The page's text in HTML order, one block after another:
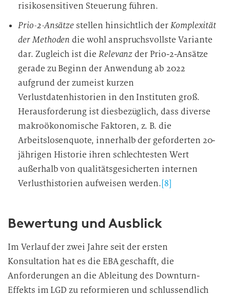
risikosensitiven Steuerung führen.
Prio-2-Ansätze stellen hinsichtlich derKomplexität
der Methoden die wohl anspruchsvollste Variante
dar. Zugleich ist die Relevanzder Prio-2-Ansätze
gerade zu Beginn der Anwendung ab 2022
aufgrund der zumeist kurzen
Verlustdatenhistorien in den Instituten groß.
Herausforderung ist diesbezüglich, dass diverse
makroökonomische Faktoren, z. B. die
Arbeitslosenquote, innerhalb der geforderten 20-
jährigen Historie ihren schlechtesten Wert
außerhalb von qualitätsgesicherten internen
Verlusthistorien aufweisen werden.[8]
Bewertung und Ausblick
Im Verlauf der zwei Jahre seit der ersten
Konsultation hat es die EBA geschafft, die
Anforderungen an die Ableitung des Downturn-
Effekts im LGD zu reformieren und schlussendlich